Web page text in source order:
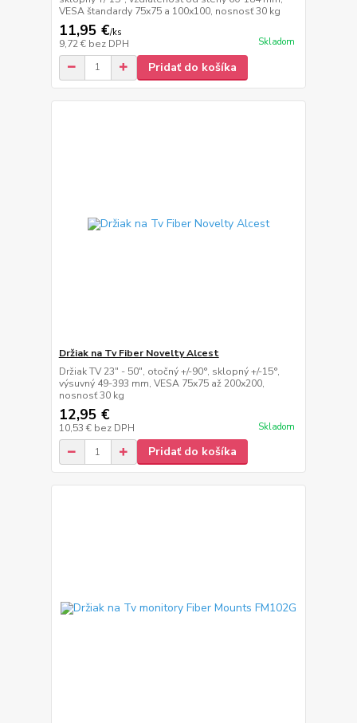
VESA štandardy 75x75 a 100x100, nosnosť 30 kg
11,95 €/ks
9,72 € bez DPH Skladom
Pridať do košíka
Držiak na Tv Fiber Novelty Alcest
Držiak TV 23" - 50", otočný +/-90°, sklopný +/-15°,
výsuvný 49-393 mm, VESA 75x75 až 200x200,
nosnosť 30 kg
12,95 €
10,53 € bez DPH Skladom
Pridať do košíka